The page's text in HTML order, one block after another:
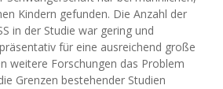
Kindern gefunden. Die Anzahl der
in der Studie war gering und
für eine ausreichend große
weitere Forschungen das Problem
Grenzen bestehender Studien